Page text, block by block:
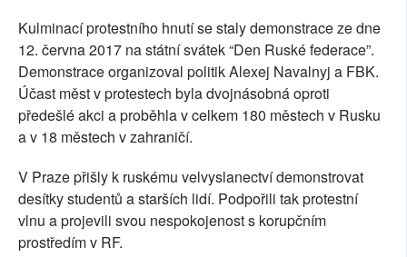
Kulminací protestního hnutí se staly demonstrace ze dne
12. června 2017 na státní svátek “Den Ruské federace”.
Demonstrace organizoval politik Alexej Navalnyj a FBK.
Účast měst v protestech byla dvojnásobná oproti
předešlé akci a proběhla v celkem 180 městech v Rusku
a v 18 městech v zahraničí.
V Praze přišly k ruskému velvyslanectví demonstrovat
desítky studentů a starších lidí. Podpořili tak protestní
vlnu a projevili svou nespokojenost s korupčním
prostředím v RF.